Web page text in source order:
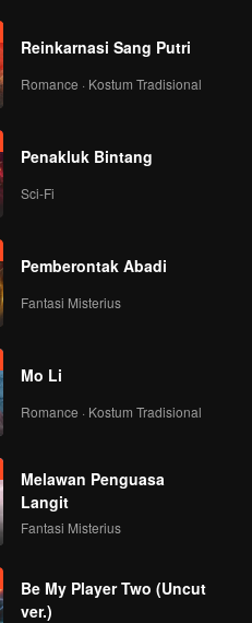
Reinkarnasi Sang Putri
Romance · Kostum Tradisional
Penakluk Bintang
Sci-Fi
Pemberontak Abadi
Fantasi Misterius
Mo Li
Romance · Kostum Tradisional
Melawan Penguasa
Langit
Fantasi Misterius
Be My Player Two (Uncut
ver.)